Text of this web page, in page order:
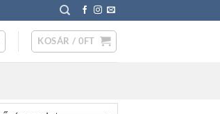
KOSÁR / 0FT